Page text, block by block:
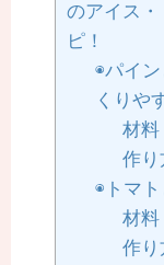
のアイス
ピ！
◉パイ
くりや
材料
作り
◉トマ
材料
作り